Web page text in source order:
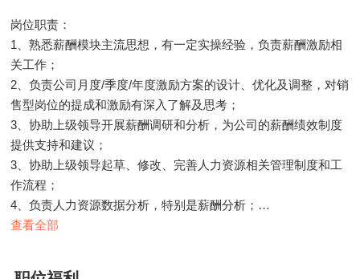
岗位职责：
1、熟悉薪酬模块主流思想，有一定实操经验，负责薪酬激励相
关工作；
2、负责公司月度/季度/年度激励方案的设计、优化及调整，对销
售型岗位的提成和激励有深入了解及思考；
3、协助上级领导开展薪酬调研和分析，为公司的薪酬绩效制度
提供支持和建议；
3、协助上级领导起草、修改、完善人力资源相关管理制度和工
作流程；
4、负责人力资源数据分析，特别是薪酬分析；
5、其他薪酬激励相关。
查看全部